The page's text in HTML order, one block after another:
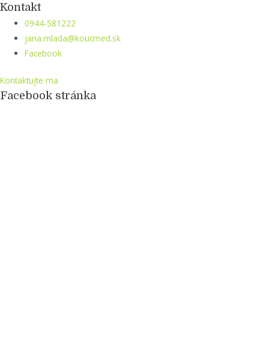
Kontakt
0944-581222
jana.mlada@koucmed.sk
Facebook
Kontaktujte ma
Facebook stránka